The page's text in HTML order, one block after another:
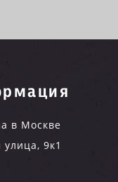
в Москве
9к1